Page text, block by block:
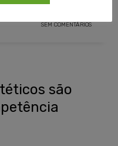
SEM COMENTÁRIOS
são